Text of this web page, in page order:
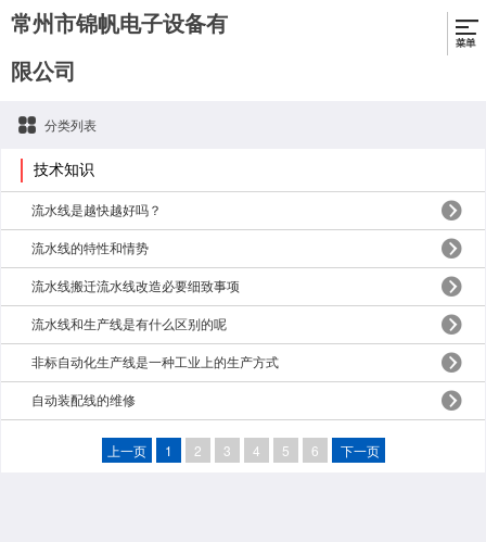
常州市锦帆电子设备有
限公司
分类列表
技术知识
流水线是越快越好吗？
流水线的特性和情势
流水线搬迁流水线改造必要细致事项
流水线和生产线是有什么区别的呢
非标自动化生产线是一种工业上的生产方式
自动装配线的维修
上一页 1 2 3 4 5 6 下一页